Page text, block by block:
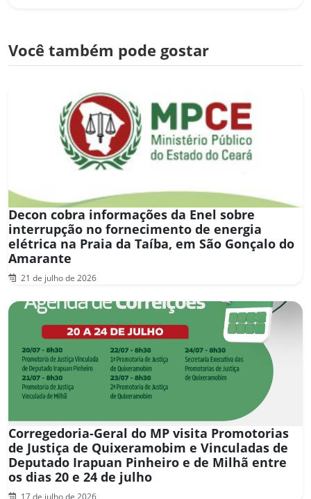
Você também pode gostar
Decon cobra informações da Enel sobre
interrupção no fornecimento de energia
elétrica na Praia da Taíba, em São Gonçalo do
Amarante
21 de julho de 2026
Corregedoria-Geral do MP visita Promotorias
de Justiça de Quixeramobim e Vinculadas de
Deputado Irapuan Pinheiro e de Milhã entre
os dias 20 e 24 de julho
17 de julho de 2026